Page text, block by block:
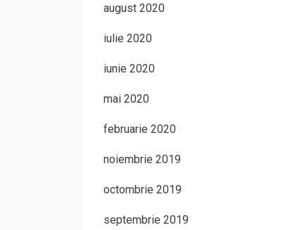
august 2020
iulie 2020
iunie 2020
mai 2020
februarie 2020
noiembrie 2019
octombrie 2019
septembrie 2019